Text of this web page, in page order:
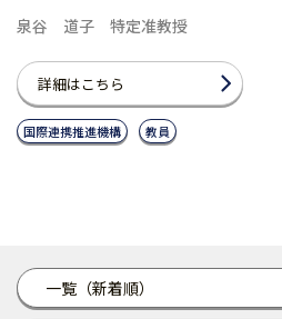
一覧（新着順）
泉谷 道子 特定准教授
詳細はこちら
国際連携推進機構 教員